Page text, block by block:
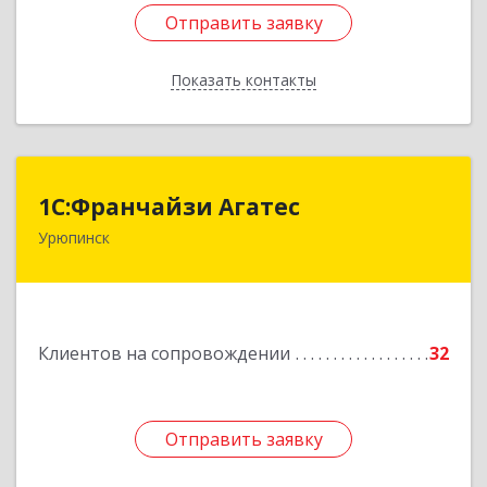
Отправить заявку
Показать контакты
Отправить заявку
Назад
1С:Франчайзи Агатес
Урюпинск
Клиентов на сопровождении 32
Отправить заявку
403113, Волгоградская обл, Урюпинск г, Ленина
Отправить заявку